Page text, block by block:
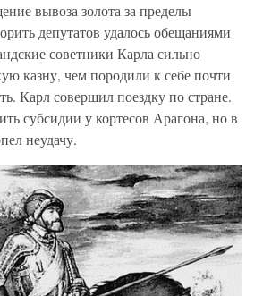
вывоза золота за пределы
депутатов удалось обещаниями
советники Карла сильно
казну, чем породили к себе почти
Карл совершил поездку по стране.
субсидии у кортесов Арагона, но в
неудачу.